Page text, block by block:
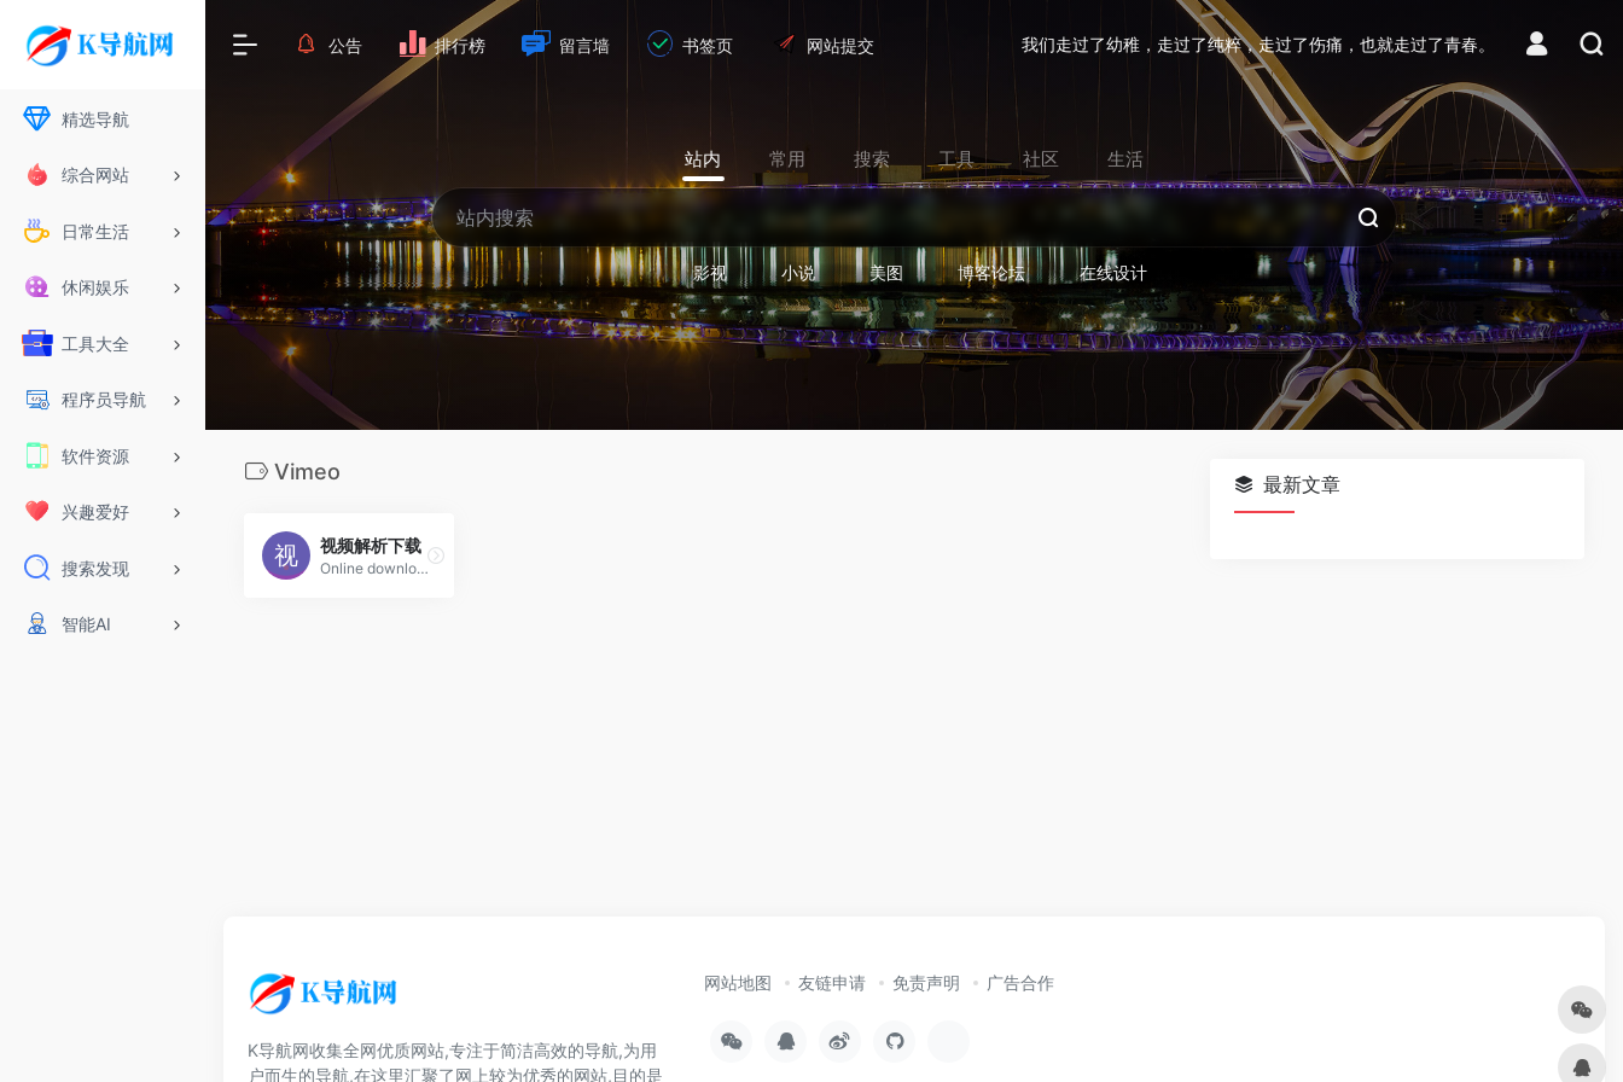
精选导航
综合网站
日常生活
休闲娱乐
工具大全
程序员导航
软件资源
兴趣爱好
搜索发现
智能AI
公告 排行榜 留言墙 书签页 网站提交 我们走过了幼稚，走过了纯粹，走过了伤痛，也就走过了青春。
站内 常用 搜索 工具 社区 生活
影视 小说 美图 博客论坛 在线设计
Vimeo
视频解析下载
Online download videos/GIF from Twitter for FREE to PC, mobile. Supports parse Y
最新文章
K导航网收集全网优质网站,专注于简洁高效的导航,为用
户而生的导航,在这里汇聚了网上较为优秀的网站,目的是
网站地图 友链申请 免责声明 广告合作